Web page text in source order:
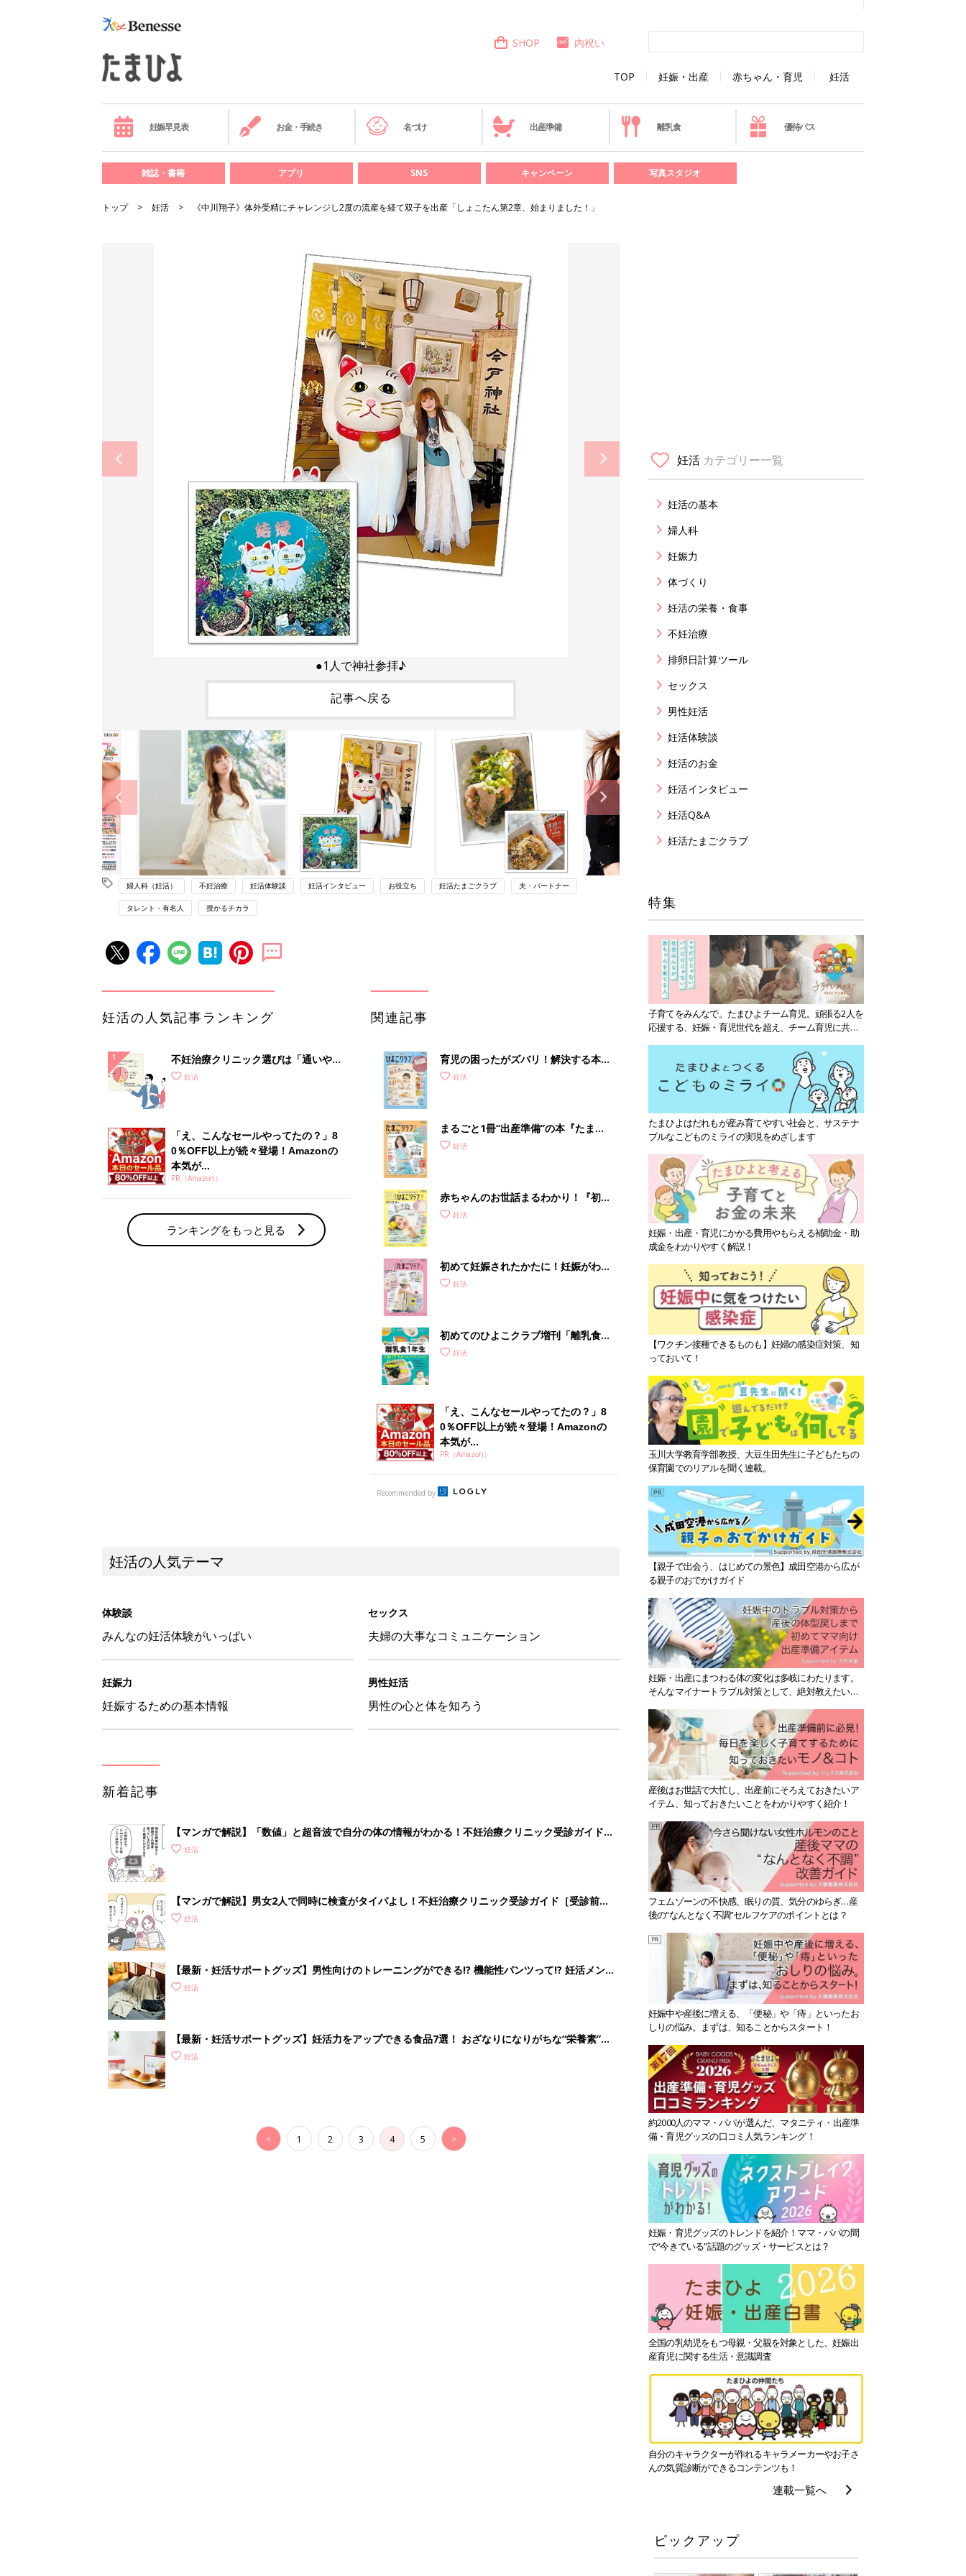
TOP 妊娠・出産 赤ちゃん・育児 妊活
SHOP 内祝い
妊娠早見表 お金・手続き 名づけ 出産準備 離乳食 優待パス
雑誌・書籍 アプリ SNS キャンペーン 写真スタジオ
トップ 妊活 《中川翔子》体外受精にチャレンジし2度の流産を経て双子を出産「しょこたん第2章、始まりました！」
●1人で神社参拝♪
記事へ戻る
婦人科（妊活） 不妊治療 妊活体験談 妊活インタビュー お役立ち 妊活たまごクラブ 夫・パートナー
タレント・有名人 授かるチカラ
妊活の人気記事ランキング
不妊治療クリニック選びは「通いやす
さ」が大切！選び方、重要3カ条っ
妊活
「え、こんなセールやってたの？」8
0％OFF以上が続々登場！Amazonの
本気が...
PR（Amazon）
ランキングをもっと見る
関連記事
育児の困ったがズバリ！解決する本
『ひよこクラブ 秋号』 4カ月～2才
妊活
まるごと1冊“出産準備”の本『たまご
クラブ 夏号』〈スペシャル大特集〉
妊活
赤ちゃんのお世話まるわかり！『初め
てのひよこクラブ 夏号』〈巻頭大特
解決テク
妊活
初めて妊娠されたかたに！妊娠がわか
ったら最初に読む本『初めてのたまご
妊活
初めてのひよこクラブ増刊「離乳食1
年生 1皿作るだけ！オールインワン​レ
妊活
「え、こんなセールやってたの？」8
0％OFF以上が続々登場！Amazonの
本気が...
PR（Amazon）
Recommended by
妊活の人気テーマ
体験談
みんなの妊活体験がいっぱい
セックス
夫婦の大事なコミュニケーション
妊娠力
妊娠するための基本情報
男性妊活
男性の心と体を知ろう
新着記事
【マンガで解説】「数値」と超音波で自分の体の情報がわかる！不妊治療クリニック受診ガイド
STEP1［女性が受ける検査編］
妊活
【マンガで解説】男女2人で同時に検査がタイパよし！不妊治療クリニック受診ガイド［受診前の
準備＆心得］
妊活
【最新・妊活サポートグッズ】男性向けのトレーニングができる!? 機能性パンツって!? 妊活メン
ズアイテムをご紹介
妊活
【最新・妊活サポートグッズ】妊活力をアップできる食品7選！ おざなりになりがちな“栄養素”を
補おう
妊活
< 1 2 3 4 5 >
妊活 カテゴリー一覧
妊活の基本
婦人科
妊娠力
体づくり
妊活の栄養・食事
不妊治療
排卵日計算ツール
セックス
男性妊活
妊活体験談
妊活のお金
妊活インタビュー
妊活Q&A
妊活たまごクラブ
特集
子育てをみんなで。たまひよチーム育児。頑張る2人を
応援する、妊娠・育児世代を超え、チーム育児に共感
たまひよはだれもが産み育てやすい社会と、サステナ
ブルなこどものミライの実現をめざします
妊娠・出産・育児にかかる費用やもらえる補助金・助
成金をわかりやすく解説！
【ワクチン接種できるものも】妊婦の感染症対策、知
っておいて！
玉川大学教育学部教授、大豆生田先生に子どもたちの
保育園でのリアルを聞く連載。
【親子で出会う、はじめての景色】成田空港から広が
る親子のおでかけガイド
妊娠・出産にまつわる体の変化は多岐にわたります。
そんなマイナートラブル対策として、絶対教えたい！
産後はお世話で大忙し、出産前にそろえておきたいア
イテム、知っておきたいことをわかりやすく紹介！
フェムゾーンの不快感、眠りの質、気分のゆらぎ…産
後の“なんとなく不調”セルフケアのポイントとは？
妊娠中や産後に増える、「便秘」や「痔」といったお
しりの悩み。まずは、知ることからスタート！
約2000人のママ・パパが選んだ、マタニティ・出産準
備・育児グッズの口コミ人気ランキング！
妊娠・育児グッズのトレンドを紹介！ママ・パパの間
で“今きている”話題のグッズ・サービスとは？
全国の乳幼児をもつ母親・父親を対象とした、妊娠出
産育児に関する生活・意識調査
自分のキャラクターが作れるキャラメーカーやお子さ
んの気質診断ができるコンテンツも！
連載一覧へ
ピックアップ